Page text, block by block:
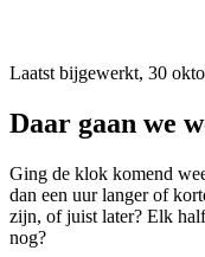
Laatst bijgewerkt, 30
Daar gaan we
Ging de klok komend
dan een uur langer of
zijn, of juist later? Elk
nog?